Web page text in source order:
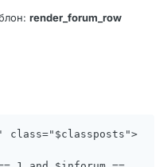
render_forum_row